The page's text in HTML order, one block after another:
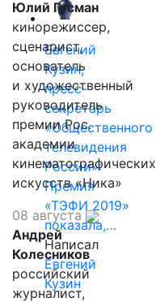
Евгений
Кузин,
пресс-
секретарь
«Общественного
телевидения
России»:
Премия
«ТЭФИ 2019»
показала,…
Написал
Евгений
Кузин
Юлий Гусман
кинорежиссер,
сценарист,
основатель
и художественный
руководитель
премии Рос.
академии
кинематографических
искусств «Ника»
08 августа
Андрей
Колесников
российский
журналист,